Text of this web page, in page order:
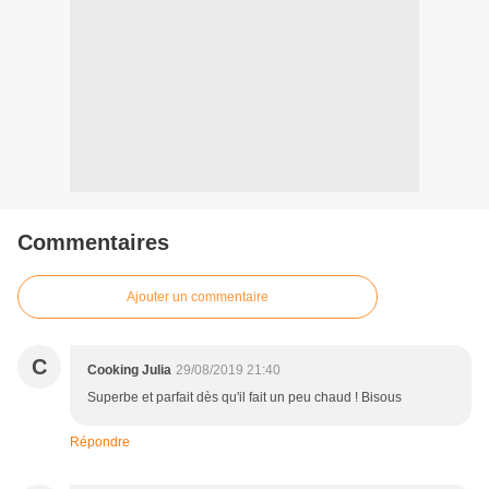
Commentaires
Ajouter un commentaire
C Cooking Julia 29/08/2019 21:40
Superbe et parfait dès qu'il fait un peu chaud ! Bisous
Répondre